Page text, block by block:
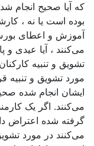
كه آیا صحیح انجام
بوده است یا نه ،
آموزش و اعطای
می‌كنند ، آیا عیدی
تشویق و تنبیه
مورد تشویق و تنبیه
ایشان انجام شده
می‌كنند. اگر یک
گرفته شده اعتراض
می‌كنند در مورد